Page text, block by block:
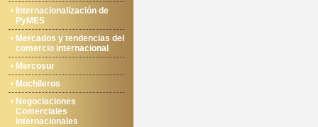
Internacionalización de
PyMES
Mercados y tendencias del
comercio internacional
Mercosur
Mochileros
Negociaciones
Comerciales
Internacionales